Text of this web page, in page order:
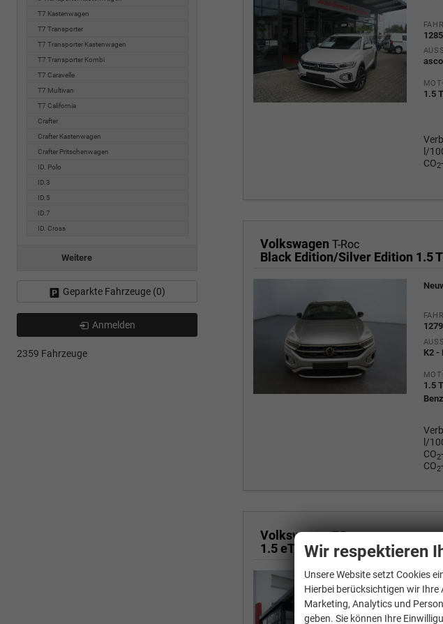
1.5
l/
CO2
Volkswagen T-Roc
K2 -
1.5
l/
CO2
CO2
Volkswagen T-Roc
1.5 eTSI 110 kW Life DSG ACC
T7 Kastenwagen
T7 Transporter
T7 Transporter Kastenwagen
T7 Transporter Kombi
T7 Caravelle
T7 Multivan
T7 California
Crafter
Crafter Kastenwagen
Crafter Pritschenwagen
ID. Polo
ID.3
ID.5
ID.7
ID. Cross
Weitere
Geparkte Fahrzeuge (0)
Anmelden
2359 Fahrzeuge
Wir respektieren
Unsere Website setzt Cookies
Hierbei berücksichtigen wir
Marketing, Analytics und
geben. Sie können Ihre